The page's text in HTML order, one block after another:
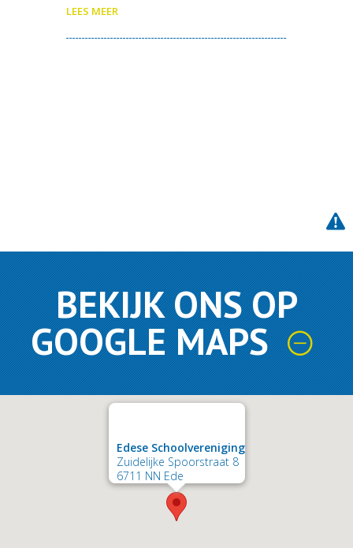
LEES MEER
BEKIJK ONS OP
GOOGLE MAPS
Edese Schoolvereniging
Zuidelijke Spoorstraat 8
6711 NN Ede